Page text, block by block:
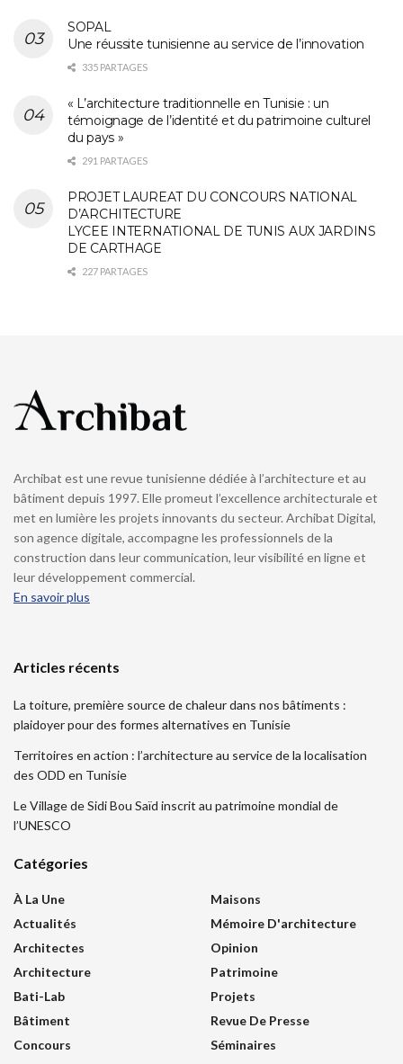
SOPAL
Une réussite tunisienne au service de l’innovation
335 PARTAGES
« L’architecture traditionnelle en Tunisie : un
témoignage de l’identité et du patrimoine culturel
du pays »
291 PARTAGES
PROJET LAUREAT DU CONCOURS NATIONAL
D’ARCHITECTURE
LYCEE INTERNATIONAL DE TUNIS AUX JARDINS
DE CARTHAGE
227 PARTAGES
Archibat est une revue tunisienne dédiée à l’architecture et au
bâtiment depuis 1997. Elle promeut l’excellence architecturale et
met en lumière les projets innovants du secteur. Archibat Digital,
son agence digitale, accompagne les professionnels de la
construction dans leur communication, leur visibilité en ligne et
leur développement commercial.
En savoir plus
Articles récents
La toiture, première source de chaleur dans nos bâtiments :
plaidoyer pour des formes alternatives en Tunisie
Territoires en action : l’architecture au service de la localisation
des ODD en Tunisie
Le Village de Sidi Bou Saïd inscrit au patrimoine mondial de
l’UNESCO
Catégories
À La Une
Actualités
Architectes
Architecture
Bati-Lab
Bâtiment
Concours
Maisons
Mémoire D'architecture
Opinion
Patrimoine
Projets
Revue De Presse
Séminaires